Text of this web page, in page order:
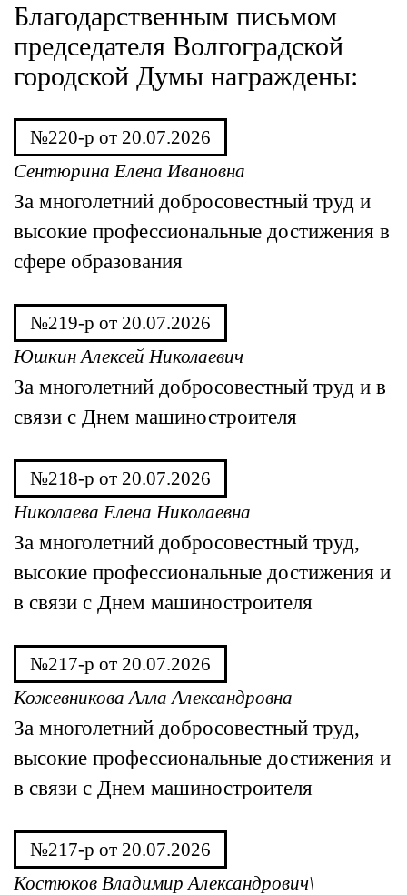
Благодарственным письмом
председателя Волгоградской
городской Думы награждены:
№220-р от 20.07.2026
Сентюрина Елена Ивановна
За многолетний добросовестный труд и
высокие профессиональные достижения в
сфере образования
№219-р от 20.07.2026
Юшкин Алексей Николаевич
За многолетний добросовестный труд и в
связи с Днем машиностроителя
№218-р от 20.07.2026
Николаева Елена Николаевна
За многолетний добросовестный труд,
высокие профессиональные достижения и
в связи с Днем машиностроителя
№217-р от 20.07.2026
Кожевникова Алла Александровна
За многолетний добросовестный труд,
высокие профессиональные достижения и
в связи с Днем машиностроителя
№217-р от 20.07.2026
Костюков Владимир Александрович\